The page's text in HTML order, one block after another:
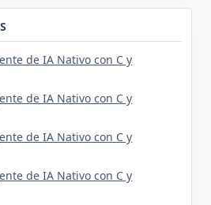
de IA Nativo con C y
de IA Nativo con C y
de IA Nativo con C y
de IA Nativo con C y